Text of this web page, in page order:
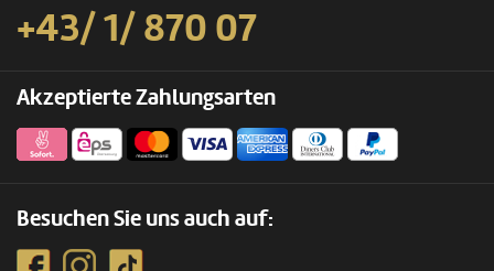
+43/ 1/ 870 07
Akzeptierte Zahlungsarten
Besuchen Sie uns auch auf: